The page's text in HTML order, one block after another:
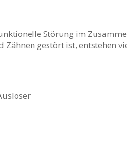
Störung im
Zähnen gestört ist, entstehen